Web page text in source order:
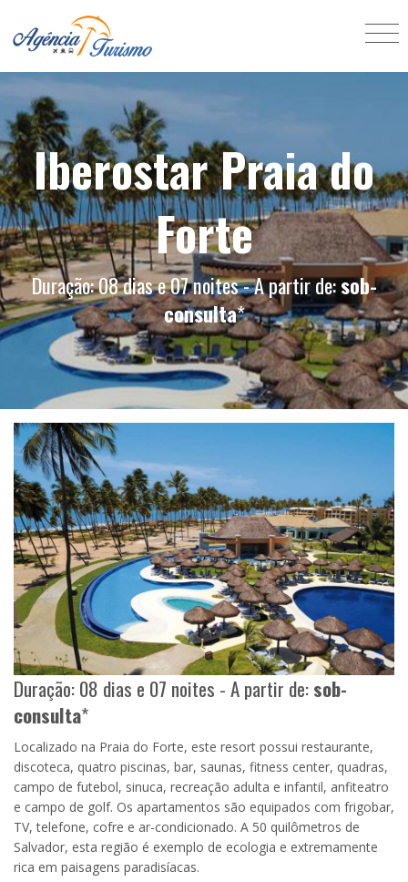
Iberostar Praia do
Forte
Duração: 08 dias e 07 noites - A partir de:sob-
consulta*
Duração: 08 dias e 07 noites - A partir de:sob-
consulta*
Localizado na Praia do Forte, este resort possui restaurante,
discoteca, quatro piscinas, bar, saunas, fitness center, quadras,
campo de futebol, sinuca, recreação adulta e infantil, anfiteatro
e campo de golf. Os apartamentos são equipados com frigobar,
TV, telefone, cofre e ar-condicionado. A 50 quilômetros de
Salvador, esta região é exemplo de ecologia e extremamente
rica em paisagens paradisíacas.